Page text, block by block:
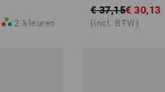
2 kleuren
€ 37,15€ 30,13
(incl. BTW)